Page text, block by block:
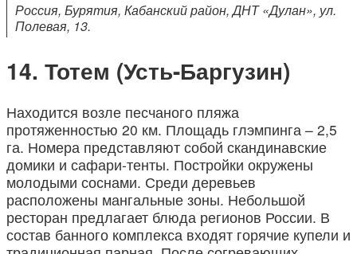
Россия, Бурятия, Кабанский район, ДНТ «Дулан», ул.
Полевая, 13.
Тотем (Усть-Баргузин)
Находится возле песчаного пляжа
протяженностью 20 км. Площадь глэмпинга – 2,5
га. Номера представляют собой скандинавские
домики и сафари-тенты. Постройки окружены
молодыми соснами. Среди деревьев
расположены мангальные зоны. Небольшой
ресторан предлагает блюда регионов России. В
состав банного комплекса входят горячие купели и